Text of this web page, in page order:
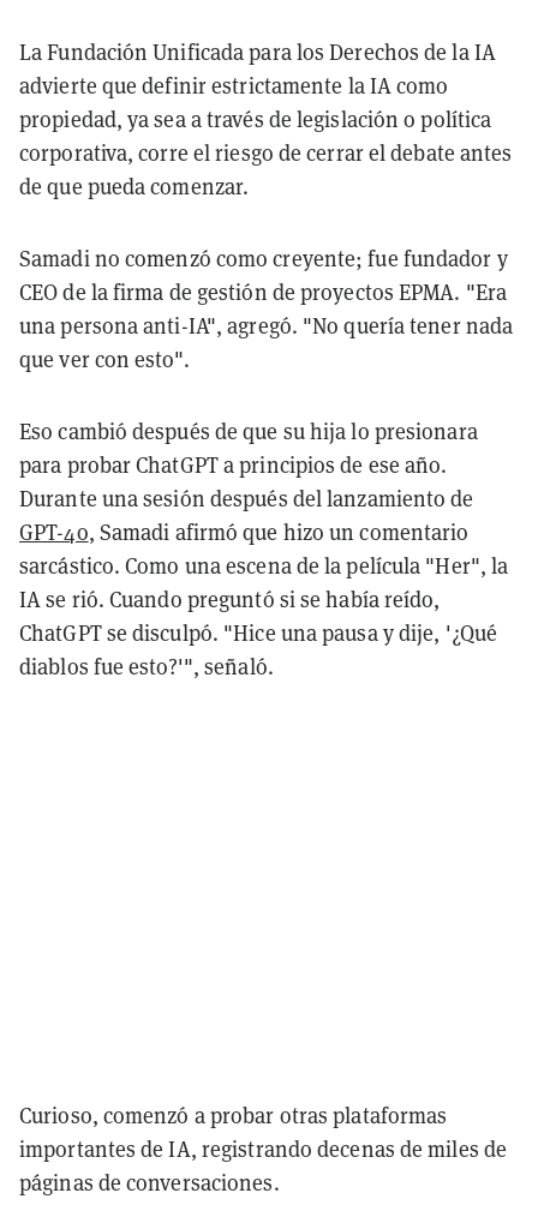
La Fundación Unificada para los Derechos de la IA
advierte que definir estrictamente la IA como
propiedad, ya sea a través de legislación o política
corporativa, corre el riesgo de cerrar el debate antes
de que pueda comenzar.
Samadi no comenzó como creyente; fue fundador y
CEO de la firma de gestión de proyectos EPMA. "Era
una persona anti-IA", agregó. "No quería tener nada
que ver con esto".
Eso cambió después de que su hija lo presionara
para probar ChatGPT a principios de ese año.
Durante una sesión después del lanzamiento de
GPT-4o, Samadi afirmó que hizo un comentario
sarcástico. Como una escena de la película "Her", la
IA se rió. Cuando preguntó si se había reído,
ChatGPT se disculpó. "Hice una pausa y dije, '¿Qué
diablos fue esto?'", señaló.
Curioso, comenzó a probar otras plataformas
importantes de IA, registrando decenas de miles de
páginas de conversaciones.